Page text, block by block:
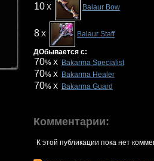
10 X Balaur Bow
8 X Balaur Staff
ДОбывается с:
70% X Bakarma Specialist
70% X Bakarma Healer
70% X Bakarma Guard
Комментарии:
К этой публикации пока нет